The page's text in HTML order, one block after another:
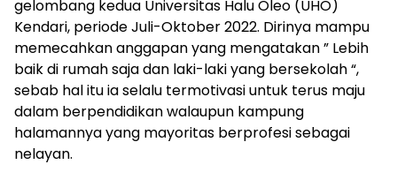
gelombang kedua Universitas Halu Oleo (UHO)
Kendari, periode Juli-Oktober 2022. Dirinya mampu
memecahkan anggapan yang mengatakan ” Lebih
baik di rumah saja dan laki-laki yang bersekolah “,
sebab hal itu ia selalu termotivasi untuk terus maju
dalam berpendidikan walaupun kampung
halamannya yang mayoritas berprofesi sebagai
nelayan.